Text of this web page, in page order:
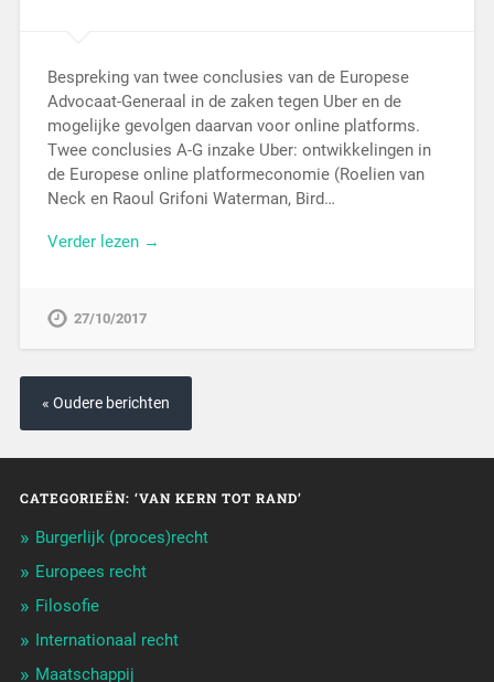
Bespreking van twee conclusies van de Europese
Advocaat-Generaal in de zaken tegen Uber en de
mogelijke gevolgen daarvan voor online platforms.
Twee conclusies A-G inzake Uber: ontwikkelingen in
de Europese online platformeconomie (Roelien van
Neck en Raoul Grifoni Waterman, Bird…
Verder lezen →
27/10/2017
« Oudere berichten
CATEGORIEËN: ‘VAN KERN TOT RAND’
Burgerlijk (proces)recht
Europees recht
Filosofie
Internationaal recht
Maatschappij